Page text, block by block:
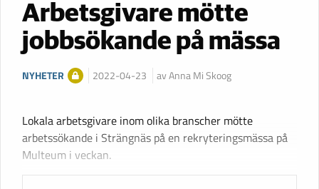
Arbetsgivare mötte
jobbsökande på mässa
NYHETER 2022-04-23 av Anna Mi Skoog
Lokala arbetsgivare inom olika branscher mötte
arbetssökande i Strängnäs på en rekryteringsmässa på
Multeum i veckan.